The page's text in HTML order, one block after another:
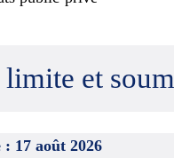
limite et
17 août 2026